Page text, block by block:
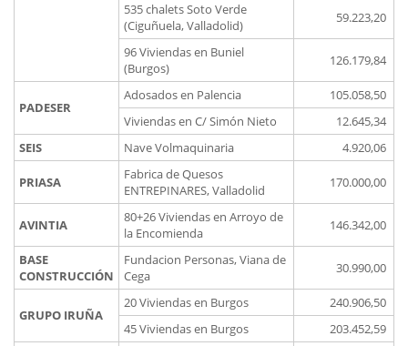
535 chalets Soto Verde
(Ciguñuela, Valladolid)
59.223,20
96 Viviendas en Buniel
(Burgos)
126.179,84
PADESER
Adosados en Palencia
105.058,50
Viviendas en C/ Simón Nieto
12.645,34
SEIS
Nave Volmaquinaria 4.920,06
PRIASA
Fabrica de Quesos
ENTREPINARES, Valladolid
170.000,00
AVINTIA
80+26 Viviendas en Arroyo de
la Encomienda
146.342,00
BASE
CONSTRUCCIÓN
Fundacion Personas, Viana de
Cega
30.990,00
GRUPO IRUÑA
20 Viviendas en Burgos
240.906,50
45 Viviendas en Burgos
203.452,59